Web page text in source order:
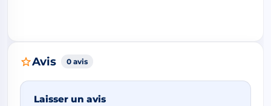
Avis 0 avis
Laisser un avis